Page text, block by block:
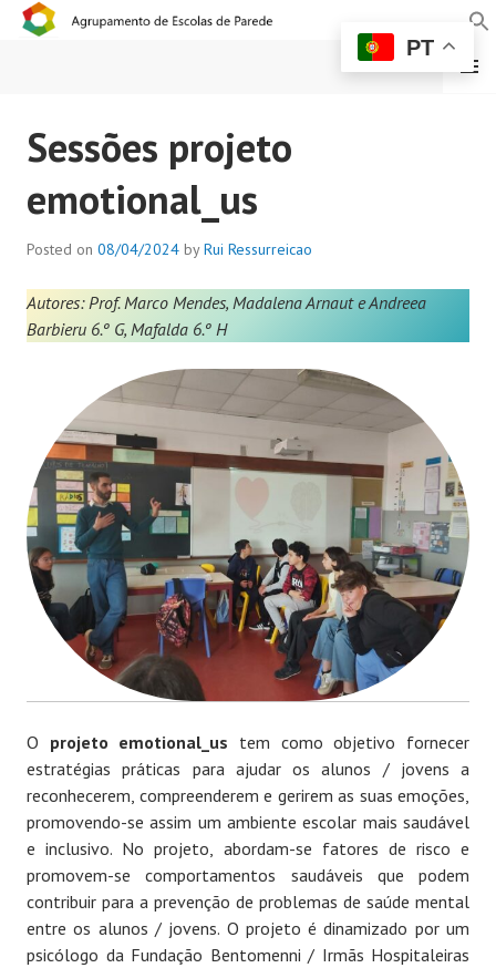
AGRUPAMENTO DE
ESCOLAS DE PAREDE
MENU
Sessões projeto
emotional_us
Posted on 08/04/2024 byRui Ressurreicao
Autores: Prof. Marco Mendes, Madalena Arnaut e Andreea
Barbieru 6.º G, Mafalda 6.º H
O projeto emotional_us tem como objetivo fornecer
estratégias práticas para ajudar os alunos / jovens a
reconhecerem, compreenderem e gerirem as suas emoções,
promovendo-se assim um ambiente escolar mais saudável
e inclusivo. No projeto, abordam-se fatores de risco e
promovem-se comportamentos saudáveis que podem
contribuir para a prevenção de problemas de saúde mental
entre os alunos / jovens. O projeto é dinamizado por um
psicólogo da Fundação Bentomenni / Irmãs Hospitaleiras
PT